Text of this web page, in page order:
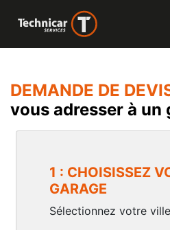
DEMANDE DE
vous adresser à un
1 : CHOISISSEZ
GARAGE
Sélectionnez votre ville